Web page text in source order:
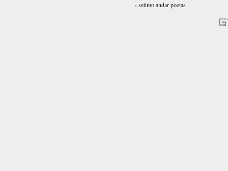
‹ setimo andar poetas